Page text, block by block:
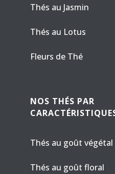
Thés au Jasmin
Thés au Lotus
Fleurs de Thé
NOS THÉS PAR
Thés au goût végétal
Thés au goût floral